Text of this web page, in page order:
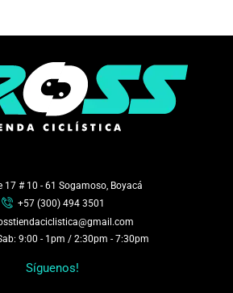
17 # 10 - 61 Sogamoso, Boyacá
+57 (300) 494 3501
9:00 - 1pm / 2:30pm - 7:30pm
Síguenos!